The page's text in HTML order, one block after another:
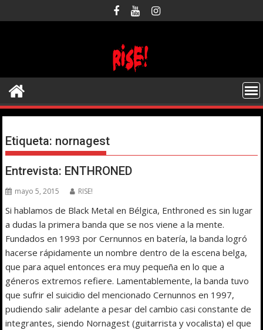
al
Etiqueta: nornagest
Entrevista: ENTHRONED
mayo 5, 2015 RISE!
Si hablamos de Black Metal en Bélgica, Enthroned es sin lugar
a dudas la primera banda que se nos viene a la mente.
Fundados en 1993 por Cernunnos en batería, la banda logró
hacerse rápidamente un nombre dentro de la escena belga,
que para aquel entonces era muy pequeña en lo que a
géneros extremos refiere. Lamentablemente, la banda tuvo
que sufrir el suicidio del mencionado Cernunnos en 1997,
pudiendo salir adelante a pesar del cambio casi constante de
integrantes, siendo Nornagest (guitarrista y vocalista) el que